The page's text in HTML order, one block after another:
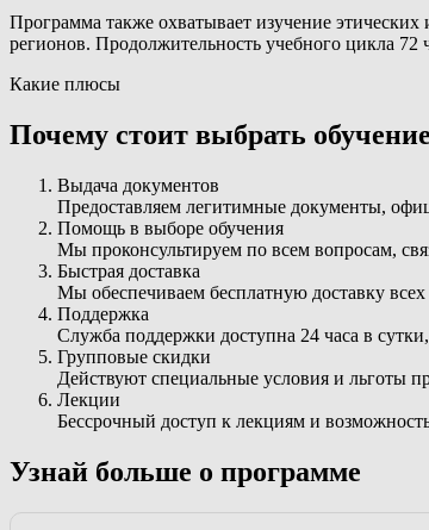
Программа также охватывает изучение
регионов. Продолжительность учебного цикла 72
Какие плюсы
Почему стоит выбрать
Выдача документов
Предоставляем легитимные документы,
Помощь в выборе обучения
Мы проконсультируем по всем вопросам,
Быстрая доставка
Мы обеспечиваем бесплатную доставку
Поддержка
Служба поддержки доступна 24 часа в
Групповые скидки
Действуют специальные условия и льготы
Лекции
Бессрочный доступ к лекциям и возможность
Узнай больше о программе